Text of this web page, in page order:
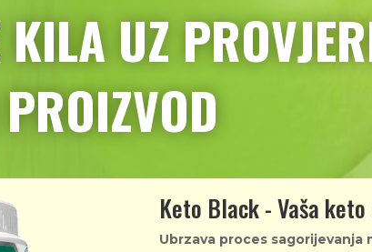
UZ
Keto Black - Vaša
Ubrzava proces sagorijevanja